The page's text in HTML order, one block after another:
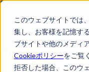
このウェブサイトでは
集し、お客様を記憶す
ブサイトや他のメディ
Cookieポリシーをご覧
拒否した場合、このウ